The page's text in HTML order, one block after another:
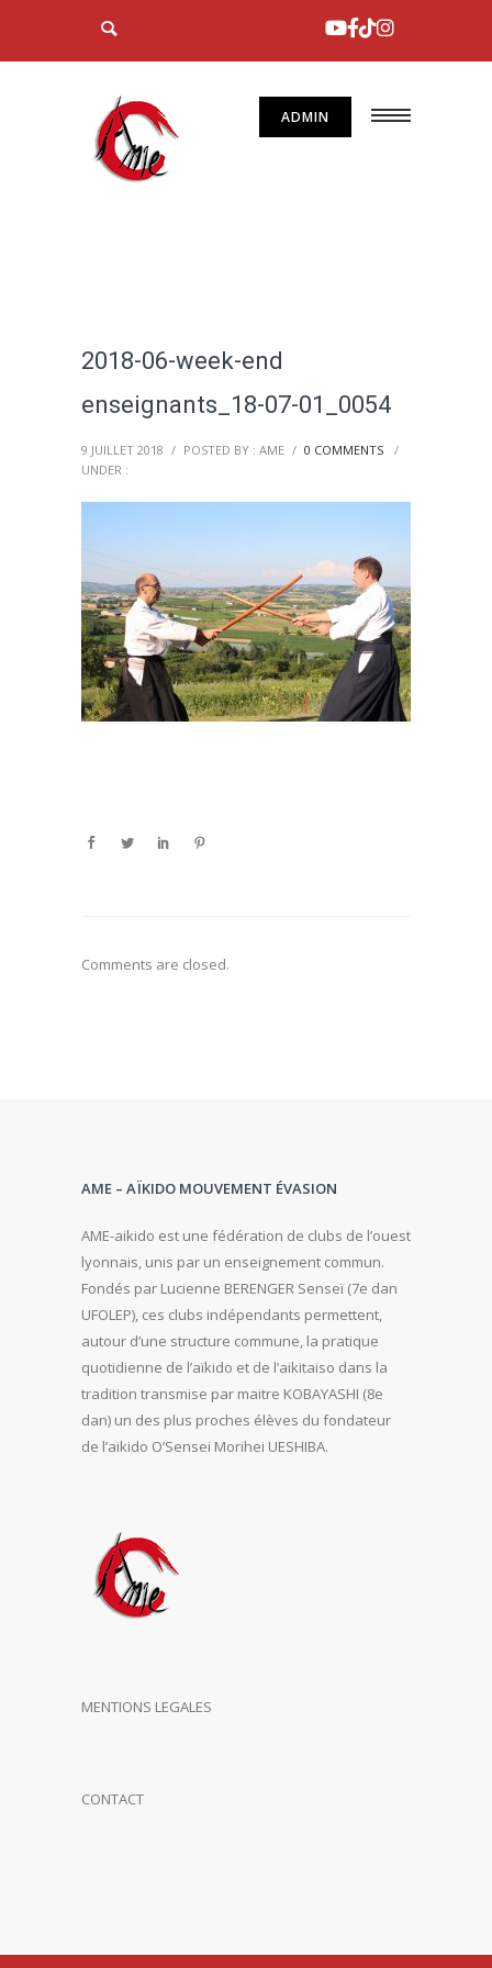
ADMIN
2018-06-week-end
enseignants_18-07-01_0054
9 JUILLET 2018 / POSTED BY : AME / 0 COMMENTS
/
UNDER :
Comments are closed.
AME – AÏKIDO MOUVEMENT ÉVASION
AME-aikido est une fédération de clubs de l’ouest
lyonnais, unis par un enseignement commun.
Fondés par Lucienne BERENGER Senseï (7e dan
UFOLEP), ces clubs indépendants permettent,
autour d’une structure commune, la pratique
quotidienne de l’aïkido et de l’aikitaiso dans la
tradition transmise par maitre KOBAYASHI (8e
dan) un des plus proches élèves du fondateur
de l’aikido O’Sensei Morihei UESHIBA.
MENTIONS LEGALES
CONTACT